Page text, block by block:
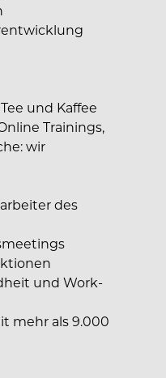
und Kaffee
Trainings,
wir
des
und Work-
mehr als 9.000